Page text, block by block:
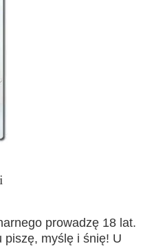
prowadzę 18 lat.
piszę, myślę i śnię! U